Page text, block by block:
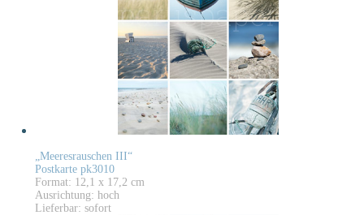
„Meeresrauschen III“
Postkarte pk3010
Format: 12,1 x 17,2 cm
Ausrichtung: hoch
Lieferbar: sofort